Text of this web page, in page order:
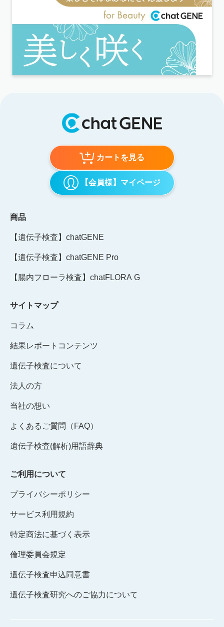
カートを見る
【会員様】マイページ
商品
【遺伝子検査】chatGENE
【遺伝子検査】chatGENE Pro
【腸内フローラ検査】chatFLORA G
サイトマップ
コラム
結果レポートコンテンツ
遺伝子検査について
法人の方
当社の想い
よくあるご質問（FAQ）
遺伝子検査(解析)用語辞典
ご利用について
プライバシーポリシー
サービス利用規約
特定商法に基づく表示
倫理委員会規定
遺伝子検査申込同意書
遺伝子検査研究へのご協力について